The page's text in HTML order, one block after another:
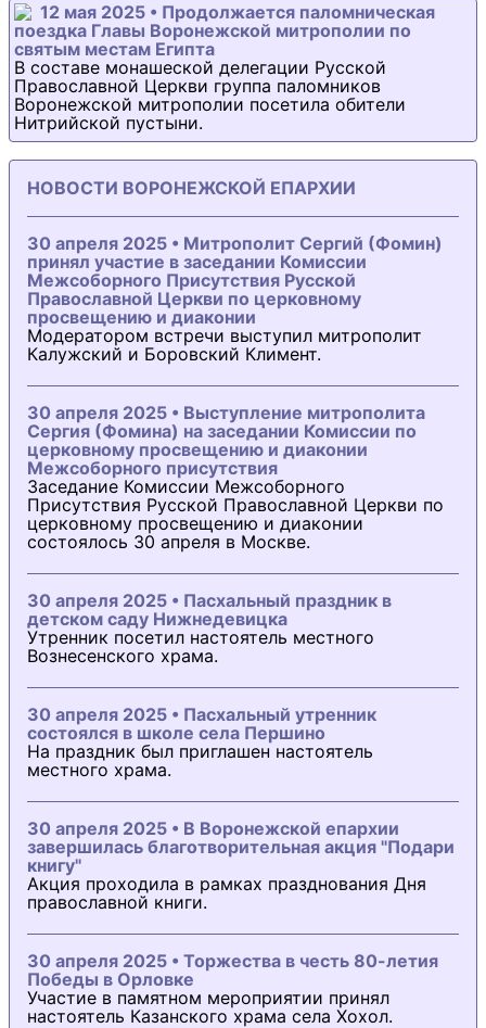
12 мая 2025 • Продолжается паломническая
поездка Главы Воронежской митрополии по
святым местам Египта
В составе монашеской делегации Русской
Православной Церкви группа паломников
Воронежской митрополии посетила обители
Нитрийской пустыни.
НОВОСТИ ВОРОНЕЖСКОЙ ЕПАРХИИ
30 апреля 2025 • Митрополит Сергий (Фомин)
принял участие в заседании Комиссии
Межсоборного Присутствия Русской
Православной Церкви по церковному
просвещению и диаконии
Модератором встречи выступил митрополит
Калужский и Боровский Климент.
30 апреля 2025 • Выступление митрополита
Сергия (Фомина) на заседании Комиссии по
церковному просвещению и диаконии
Межсоборного присутствия
Заседание Комиссии Межсоборного
Присутствия Русской Православной Церкви по
церковному просвещению и диаконии
состоялось 30 апреля в Москве.
30 апреля 2025 • Пасхальный праздник в
детском саду Нижнедевицка
Утренник посетил настоятель местного
Вознесенского храма.
30 апреля 2025 • Пасхальный утренник
состоялся в школе села Першино
На праздник был приглашен настоятель
местного храма.
30 апреля 2025 • В Воронежской епархии
завершилась благотворительная акция "Подари
книгу"
Акция проходила в рамках празднования Дня
православной книги.
30 апреля 2025 • Торжества в честь 80-летия
Победы в Орловке
Участие в памятном мероприятии принял
настоятель Казанского храма села Хохол.